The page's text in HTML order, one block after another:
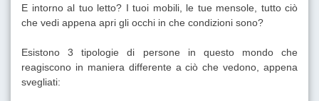
E intorno al tuo letto? I tuoi mobili, le tue mensole, tutto ciò
che vedi appena apri gli occhi in che condizioni sono?
Esistono 3 tipologie di persone in questo mondo che
reagiscono in maniera differente a ciò che vedono, appena
svegliati: